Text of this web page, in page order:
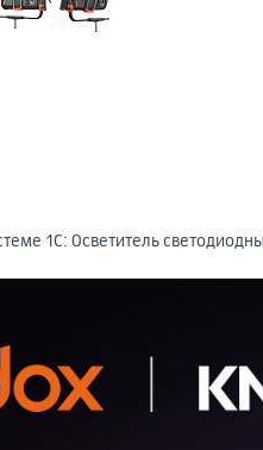
1С: Осветитель